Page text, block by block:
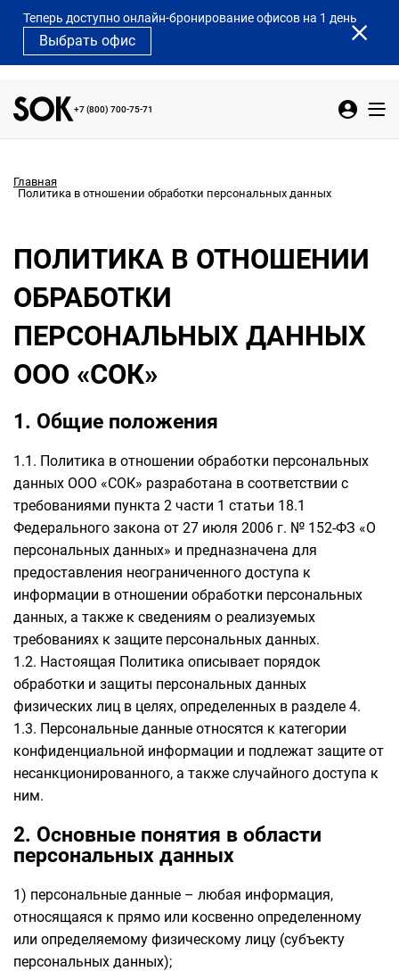
Теперь доступно онлайн-бронирование офисов на 1 день
Выбрать офис
+7 (800) 700-75-71
Главная
Политика в отношении обработки персональных данных
ПОЛИТИКА В ОТНОШЕНИИ
ОБРАБОТКИ
ПЕРСОНАЛЬНЫХ ДАННЫХ
ООО «СОК»
1. Общие положения
1.1. Политика в отношении обработки персональных
данных ООО «СОК» разработана в соответствии с
требованиями пункта 2 части 1 статьи 18.1
Федерального закона от 27 июля 2006 г. № 152-ФЗ «О
персональных данных» и предназначена для
предоставления неограниченного доступа к
информации в отношении обработки персональных
данных, а также к сведениям о реализуемых
требованиях к защите персональных данных.
1.2. Настоящая Политика описывает порядок
обработки и защиты персональных данных
физических лиц в целях, определенных в разделе 4.
1.3. Персональные данные относятся к категории
конфиденциальной информации и подлежат защите от
несанкционированного, а также случайного доступа к
ним.
2. Основные понятия в области
персональных данных
1) персональные данные – любая информация,
относящаяся к прямо или косвенно определенному
или определяемому физическому лицу (субъекту
персональных данных);